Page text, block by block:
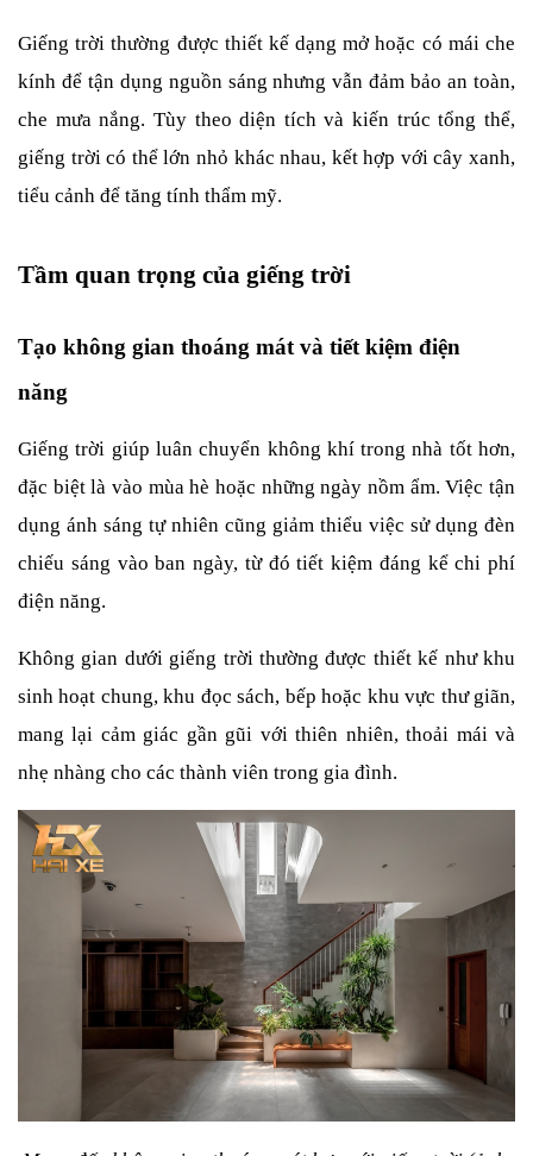
Giếng trời thường được thiết kế dạng mở hoặc có mái che
kính để tận dụng nguồn sáng nhưng vẫn đảm bảo an toàn,
che mưa nắng. Tùy theo diện tích và kiến trúc tổng thể,
giếng trời có thể lớn nhỏ khác nhau, kết hợp với cây xanh,
tiểu cảnh để tăng tính thẩm mỹ.
Tầm quan trọng của giếng trời
Tạo không gian thoáng mát và tiết kiệm điện
năng
Giếng trời giúp luân chuyển không khí trong nhà tốt hơn,
đặc biệt là vào mùa hè hoặc những ngày nồm ẩm. Việc tận
dụng ánh sáng tự nhiên cũng giảm thiểu việc sử dụng đèn
chiếu sáng vào ban ngày, từ đó tiết kiệm đáng kể chi phí
điện năng.
Không gian dưới giếng trời thường được thiết kế như khu
sinh hoạt chung, khu đọc sách, bếp hoặc khu vực thư giãn,
mang lại cảm giác gần gũi với thiên nhiên, thoải mái và
nhẹ nhàng cho các thành viên trong gia đình.